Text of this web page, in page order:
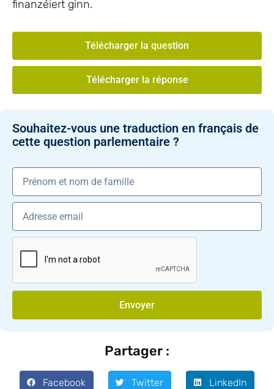
finanzéiert ginn.
Télécharger la question
Télécharger la réponse
Souhaitez-vous une traduction en français de
cette question parlementaire ?
Envoyer
Partager :
Facebook Twitter LinkedIn